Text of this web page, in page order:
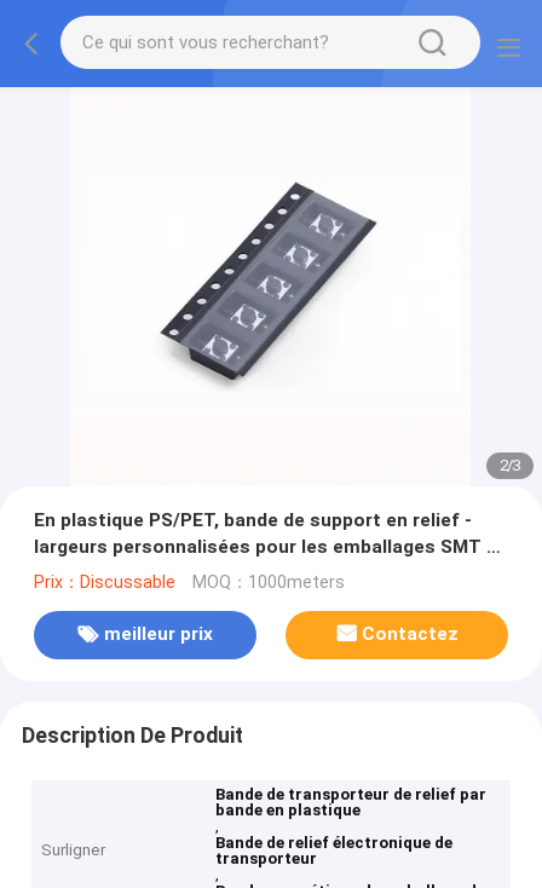
2/3
En plastique PS/PET, bande de support en relief -
largeurs personnalisées pour les emballages SMT de
composants électroniques
Prix：Discussable MOQ：1000meters
meilleur prix Contactez
Description De Produit
Surligner
Bande de transporteur de relief par
bande en plastique
,
Bande de relief électronique de
transporteur
,